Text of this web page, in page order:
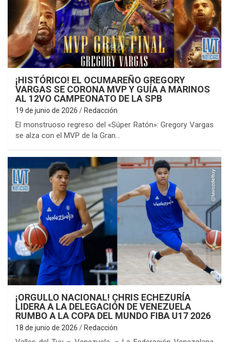
¡HISTÓRICO! EL OCUMAREÑO GREGORY
VARGAS SE CORONA MVP Y GUÍA A MARINOS
AL 12VO CAMPEONATO DE LA SPB
19 de junio de 2026 Redacción
El monstruoso regreso del «Súper Ratón»: Gregory Vargas
se alza con el MVP de la Gran…
¡ORGULLO NACIONAL! CHRIS ECHEZURÍA
LIDERA A LA DELEGACIÓN DE VENEZUELA
RUMBO A LA COPA DEL MUNDO FIBA U17 2026
18 de junio de 2026 Redacción